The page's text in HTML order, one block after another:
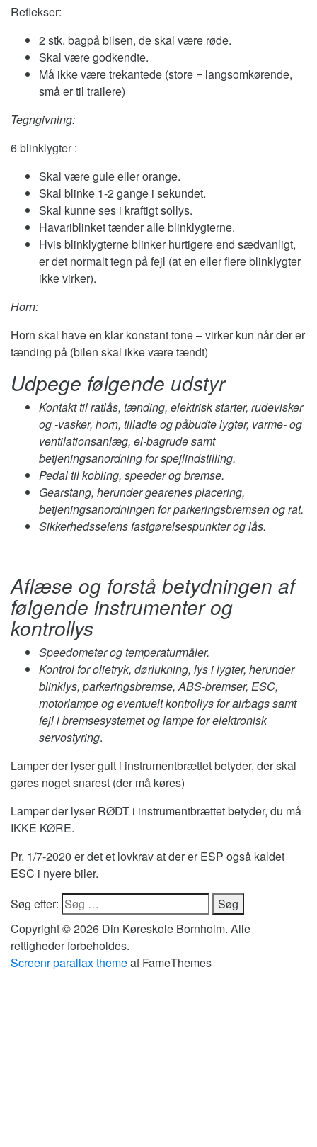
Reflekser:
2 stk. bagpå bilsen, de skal være røde.
Skal være godkendte.
Må ikke være trekantede (store = langsomkørende,
små er til trailere)
Tegngivning:
6 blinklygter :
Skal være gule eller orange.
Skal blinke 1-2 gange i sekundet.
Skal kunne ses i kraftigt sollys.
Havariblinket tænder alle blinklygterne.
Hvis blinklygterne blinker hurtigere end sædvanligt,
er det normalt tegn på fejl (at en eller flere blinklygter
ikke virker).
Horn:
Horn skal have en klar konstant tone – virker kun når der er
tænding på (bilen skal ikke være tændt)
Udpege følgende udstyr
Kontakt til ratlås, tænding, elektrisk starter, rudevisker
og -vasker, horn, tilladte og påbudte lygter, varme- og
ventilationsanlæg, el-bagrude samt
betjeningsanordning for spejlindstilling.
Pedal til kobling, speeder og bremse.
Gearstang, herunder gearenes placering,
betjeningsanordningen for parkeringsbremsen og rat.
Sikkerhedsselens fastgørelsespunkter og lås.
Aflæse og forstå betydningen af
følgende instrumenter og
kontrollys
Speedometer og temperaturmåler.
Kontrol for olietryk, dørlukning, lys i lygter, herunder
blinklys, parkeringsbremse, ABS-bremser, ESC,
motorlampe og eventuelt kontrollys for airbags samt
fejl i bremsesystemet og lampe for elektronisk
servostyring.
Lamper der lyser gult i instrumentbrættet betyder, der skal
gøres noget snarest (der må køres)
Lamper der lyser RØDT i instrumentbrættet betyder, du må
IKKE KØRE.
Pr. 1/7-2020 er det et lovkrav at der er ESP også kaldet
ESC i nyere biler.
Søg efter:
Copyright © 2026 Din Køreskole Bornholm. Alle
rettigheder forbeholdes.
Screenr parallax themeaf FameThemes